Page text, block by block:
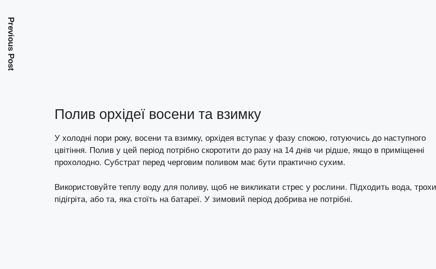
Полив орхідеї восени та взимку
У холодні пори року, восени та взимку, орхідея вступає у фазу спокою, готуючись до наступного
цвітіння. Полив у цей період потрібно скоротити до разу на 14 днів чи рідше, якщо в приміщенні
прохолодно. Субстрат перед черговим поливом має бути практично сухим.
Використовуйте теплу воду для поливу, щоб не викликати стрес у рослини. Підходить вода, трохи
підігріта, або та, яка стоїть на батареї. У зимовий період добрива не потрібні.
Previous Post